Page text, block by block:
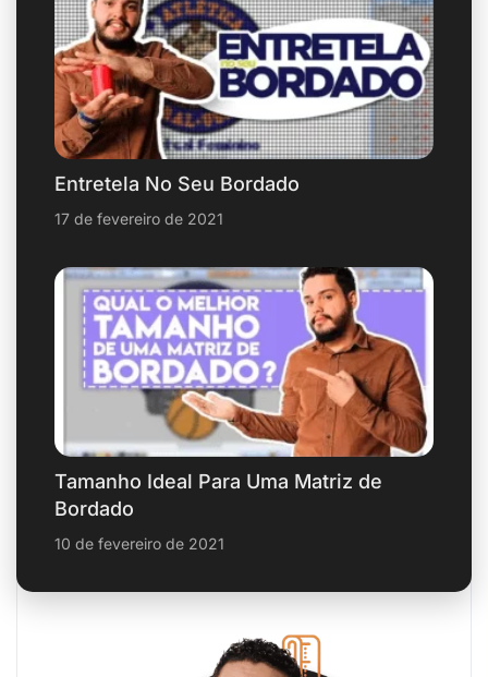
Entretela No Seu Bordado
17 de fevereiro de 2021
Tamanho Ideal Para Uma Matriz de
Bordado
10 de fevereiro de 2021